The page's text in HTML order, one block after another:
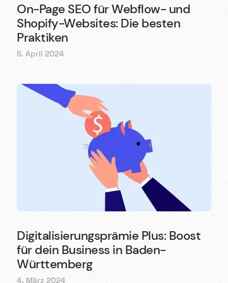
On-Page SEO für Webflow- und
Shopify-Websites: Die besten
Praktiken
5. April 2024
Digitalisierungsprämie Plus: Boost
für dein Business in Baden-
Württemberg
4. März 2024